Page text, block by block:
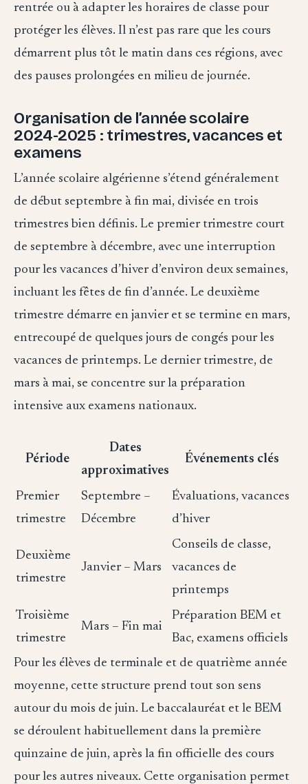
rentrée ou à adapter les horaires de classe pour
protéger les élèves. Il n’est pas rare que les cours
démarrent plus tôt le matin dans ces régions, avec
des pauses prolongées en milieu de journée.
Organisation de l’année scolaire
2024-2025 : trimestres, vacances et
examens
L’année scolaire algérienne s’étend généralement
de début septembre à fin mai, divisée en trois
trimestres bien définis. Le premier trimestre court
de septembre à décembre, avec une interruption
pour les vacances d’hiver d’environ deux semaines,
incluant les fêtes de fin d’année. Le deuxième
trimestre démarre en janvier et se termine en mars,
entrecoupé de quelques jours de congés pour les
vacances de printemps. Le dernier trimestre, de
mars à mai, se concentre sur la préparation
intensive aux examens nationaux.
Période
Dates
approximatives
Événements clés
Premier
trimestre
Septembre –
Décembre
Évaluations, vacances
d’hiver
Deuxième
trimestre
Janvier – Mars
Conseils de classe,
vacances de
printemps
Troisième
trimestre
Mars – Fin mai
Préparation BEM et
Bac, examens officiels
Pour les élèves de terminale et de quatrième année
moyenne, cette structure prend tout son sens
autour du mois de juin. Le baccalauréat et le BEM
se déroulent habituellement dans la première
quinzaine de juin, après la fin officielle des cours
pour les autres niveaux. Cette organisation permet